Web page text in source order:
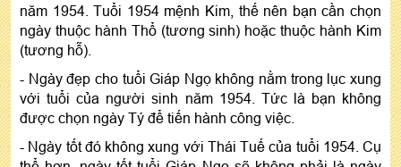
năm 1954. Tuổi 1954 mệnh Kim, thế nên bạn cần chọn
ngày thuộc hành Thổ (tương sinh) hoặc thuộc hành Kim
(tương hỗ).
- Ngày đẹp cho tuổi Giáp Ngọ không nằm trong lục xung
với tuổi của người sinh năm 1954. Tức là bạn không
được chọn ngày Tý để tiến hành công việc.
- Ngày tốt đó không xung với Thái Tuế của tuổi 1954. Cụ